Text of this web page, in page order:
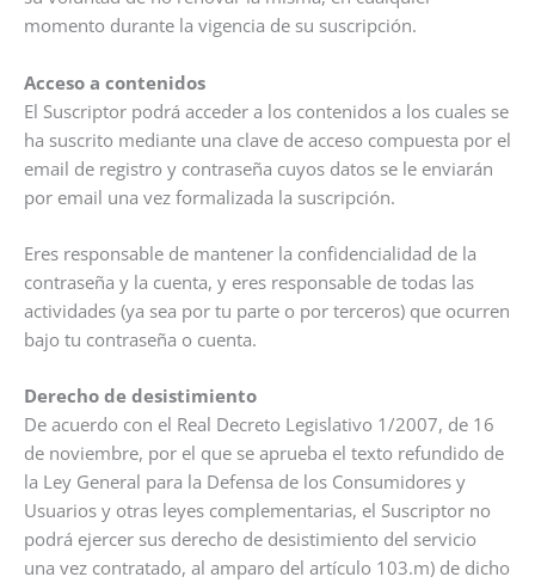
momento durante la vigencia de su suscripción.
Acceso a contenidos
El Suscriptor podrá acceder a los contenidos a los cuales se
ha suscrito mediante una clave de acceso compuesta por el
email de registro y contraseña cuyos datos se le enviarán
por email una vez formalizada la suscripción.
Eres responsable de mantener la confidencialidad de la
contraseña y la cuenta, y eres responsable de todas las
actividades (ya sea por tu parte o por terceros) que ocurren
bajo tu contraseña o cuenta.
Derecho de desistimiento
De acuerdo con el Real Decreto Legislativo 1/2007, de 16
de noviembre, por el que se aprueba el texto refundido de
la Ley General para la Defensa de los Consumidores y
Usuarios y otras leyes complementarias, el Suscriptor no
podrá ejercer sus derecho de desistimiento del servicio
una vez contratado, al amparo del artículo 103.m) de dicho